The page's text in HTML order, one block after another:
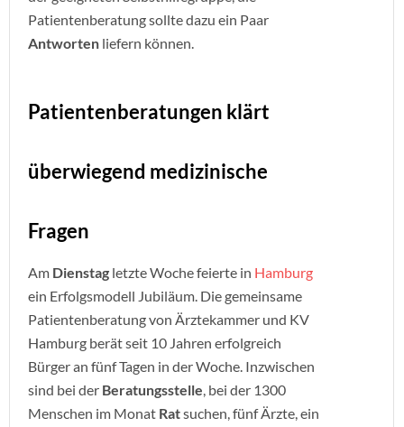
Patientenberatung sollte dazu ein Paar
Antworten liefern können.
Patientenberatungen klärt
überwiegend medizinische
Fragen
Am Dienstag letzte Woche feierte in Hamburg
ein Erfolgsmodell Jubiläum. Die gemeinsame
Patientenberatung von Ärztekammer und KV
Hamburg berät seit 10 Jahren erfolgreich
Bürger an fünf Tagen in der Woche. Inzwischen
sind bei der Beratungsstelle, bei der 1300
Menschen im Monat Ratsuchen, fünf Ärzte, ein